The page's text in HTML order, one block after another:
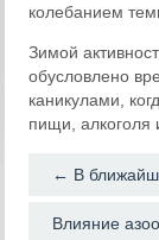
колебанием
Зимой
обусловлено
каникулами,
пищи, алкоголя